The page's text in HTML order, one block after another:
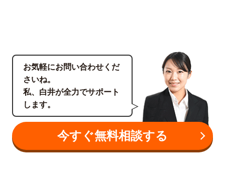
お気軽にお問い合わせくだ
さいね。
私、白井が全力でサポート
します。
今すぐ無料相談する